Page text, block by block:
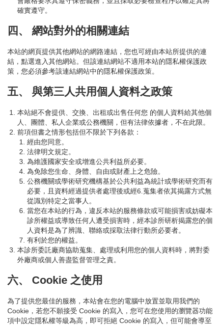
確實遵守。
四、 網站對外的相關連結
本站的網頁提供其他網站的網路連結，您也可經由本站所提供的連
結，點選進入其他網站。但該連結網站不適用本站的隱私權保護政
策，您必須參考該連結網站中的隱私權保護政策。
五、 與第三人共用個人資料之政策
本站絕不會提供、交換、出租或出售任何您 的個人資料給其他個
人、團體、私人企業或公務機關，但有法律依據者，不在此限。
前項但書之情形包括但不限於下列各款：
經由您同意。
法律明文規定。
為維護國家安全或增進公共利益所必要。
為免除您生命、身體、自由或財產上之危險。
公務機關或學術研究機構基於公共利益為統計或學術研究而有
必要，且資料經過提供者處理後或經6.蒐集者依其揭露方式無
從識別特定之當事人。
當您在本站的行為，違反本站的服務條款或可能損害或妨礙本
診所權益或導致任何人遭受損害時，經本診所研析揭露您的個
人資料是為了辨識、聯絡或採取法律行動所必要者。
有利於您的權益。
本診所委託廠商協助蒐集、處理或利用您的個人資料時，將對委
外廠商或個人善盡監督管理之責。
六、 Cookie 之使用
為了提供您最佳的服務，本站會在您的電腦中放置並取用我們的
Cookie，若您不願接受 Cookie 的寫入，您可在您使用的瀏覽器功能
項中設定隱私權等級為高，即可拒絕 Cookie 的寫入，但可能會導至